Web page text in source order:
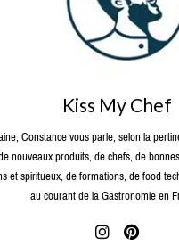
Kiss My Chef
Constance vous parle, selon la
nouveaux produits, de chefs, de
et spiritueux, de formations, de food
au courant de la Gastronomie en